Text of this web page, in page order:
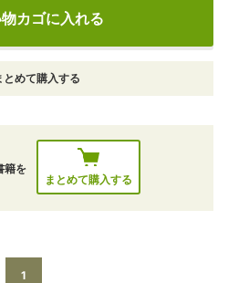
カゴに入れる
とめて購入する
籍を
まとめて購入する
1